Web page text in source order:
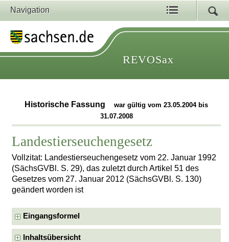
Navigation
REVOSax
Historische Fassung
war gültig vom 23.05.2004 bis
31.07.2008
Landestierseuchengesetz
Vollzitat: Landestierseuchengesetz vom 22. Januar 1992
(SächsGVBl. S. 29), das zuletzt durch Artikel 51 des
Gesetzes vom 27. Januar 2012 (SächsGVBl. S. 130)
geändert worden ist
Eingangsformel
Inhaltsübersicht